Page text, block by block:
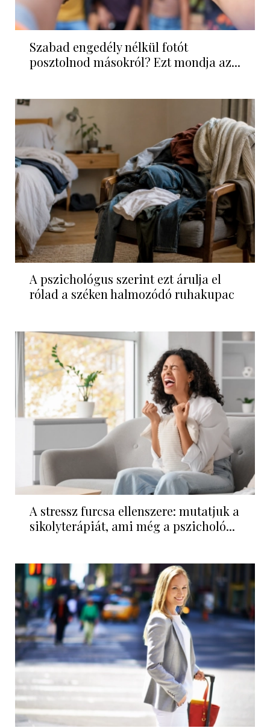
Szabad engedély nélkül fotót
posztolnod másokról? Ezt mondja az...
A pszichológus szerint ezt árulja el
rólad a széken halmozódó ruhakupac
A stressz furcsa ellenszere: mutatjuk a
sikolyterápiát, ami még a pszicholó...